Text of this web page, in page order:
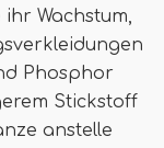
Wachstum,
Phosphor
Stickstoff
anstelle